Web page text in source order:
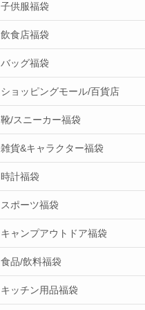
子供服福袋
飲食店福袋
バッグ福袋
ショッピングモール/百貨店
靴/スニーカー福袋
雑貨&キャラクター福袋
時計福袋
スポーツ福袋
キャンプアウトドア福袋
食品/飲料福袋
キッチン用品福袋